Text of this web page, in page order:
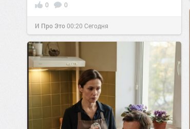
0 0
И Про Это00:20 Сегодня